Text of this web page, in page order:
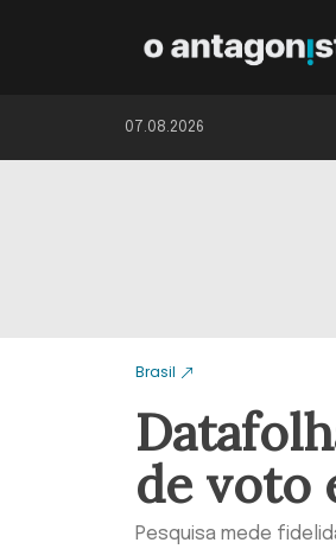
07.08.2026
Brasil
de voto
Pesquisa mede